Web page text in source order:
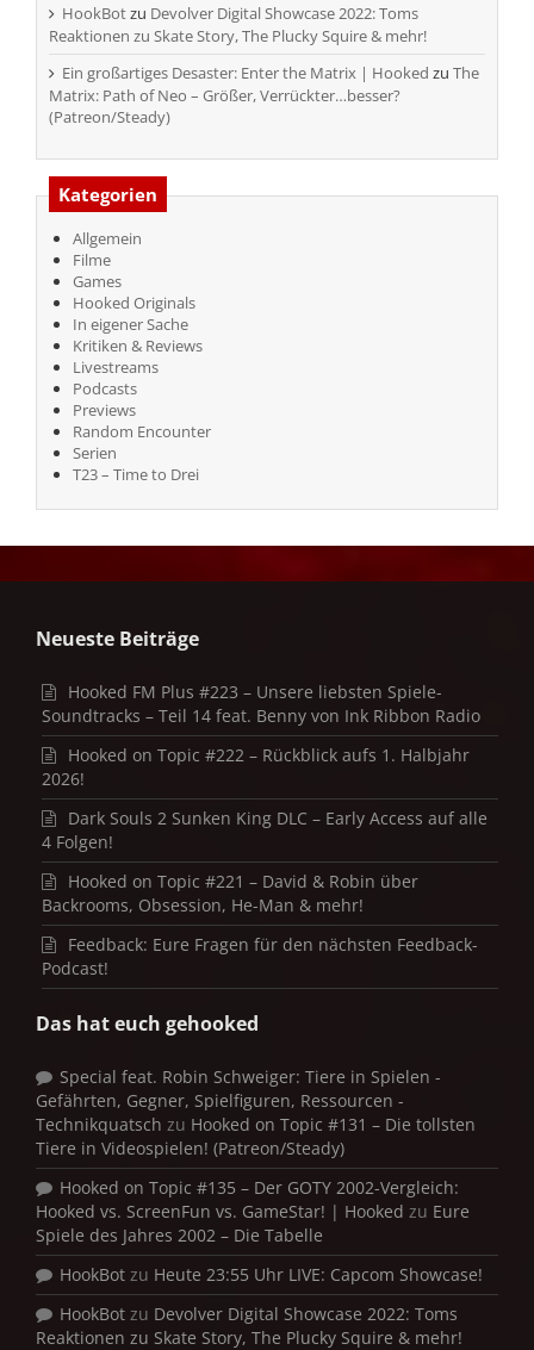
HookBotzu Devolver Digital Showcase 2022: Toms
Reaktionen zu Skate Story, The Plucky Squire & mehr!
Ein großartiges Desaster: Enter the Matrix | Hooked zu The
Matrix: Path of Neo – Größer, Verrückter…besser?
(Patreon/Steady)
Kategorien
Allgemein
Filme
Games
Hooked Originals
In eigener Sache
Kritiken & Reviews
Livestreams
Podcasts
Previews
Random Encounter
Serien
T23 – Time to Drei
Neueste Beiträge
Hooked FM Plus #223 – Unsere liebsten Spiele-
Soundtracks – Teil 14 feat. Benny von Ink Ribbon Radio
Hooked on Topic #222 – Rückblick aufs 1. Halbjahr
2026!
Dark Souls 2 Sunken King DLC – Early Access auf alle
4 Folgen!
Hooked on Topic #221 – David & Robin über
Backrooms, Obsession, He-Man & mehr!
Feedback: Eure Fragen für den nächsten Feedback-
Podcast!
Das hat euch gehooked
Special feat. Robin Schweiger: Tiere in Spielen -
Gefährten, Gegner, Spielfiguren, Ressourcen -
Technikquatsch zu Hooked on Topic #131 – Die tollsten
Tiere in Videospielen! (Patreon/Steady)
Hooked on Topic #135 – Der GOTY 2002-Vergleich:
Hooked vs. ScreenFun vs. GameStar! | Hooked zu Eure
Spiele des Jahres 2002 – Die Tabelle
HookBot zu Heute 23:55 Uhr LIVE: Capcom Showcase!
HookBot zu Devolver Digital Showcase 2022: Toms
Reaktionen zu Skate Story, The Plucky Squire & mehr!